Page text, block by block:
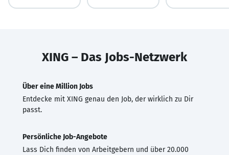
XING – Das Jobs-Netzwerk
Über eine Million Jobs
Entdecke mit XING genau den Job, der wirklich zu Dir
passt.
Persönliche Job-Angebote
Lass Dich finden von Arbeitgebern und über 20.000